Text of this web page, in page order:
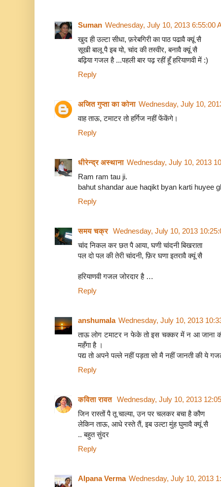
Suman Wednesday, July 10, 2013 6:55:00
खुद ही उल्टा सीधा, फ़रेबगिरी का पाठ पढावै क्य़ूं सै
सूखी बालू पै इब यो, चांद की तस्वीर, बनावै क्य़ूं सै
बढ़िया गजल है ...पहली बार पढ़ रहीं हूँ हरियाणवी में :)
Reply
अजित गुप्ता का कोना Wednesday, July 10,
वाह ताऊ, टमाटर तो हर्गिज नहीं फेंकेंगे।
Reply
धीरेन्द्र अस्थाना Wednesday, July 10, 2013
Ram ram tau ji.
bahut shandar aue haqikt byan karti huyee
Reply
समय चक्र Wednesday, July 10, 2013
चांद निकल कर छत पै आया, घणी चांदनी बिखराता
पल दो पल की तेरी चांदनी, फ़िर घणा इतरावै क्यूं सै
हरियाणवी गजल जोरदार है …
Reply
anshumala Wednesday, July 10, 2013
ताऊ लोग टमाटर न फेके तो इस चक्कर में न आ जाना
महँगा है ।
पद्य तो अपने पल्ले नहीं पड़ता सो मै नहीं जानती की ये
Reply
कविता रावत Wednesday, July 10, 2013
जिन रास्तों पै तू चाल्या, उन पर चलकर बचा है कौण
लेकिन ताऊ, आधे रस्ते तैं, इब उल्टा मुंह घुमावै क्यूं सै
.. बहुत सुंदर
Reply
Alpana Verma Wednesday, July 10, 2013